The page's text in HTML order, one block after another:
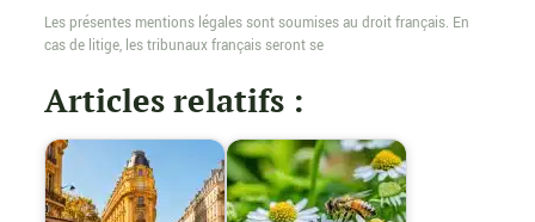
Les présentes mentions légales sont soumises au droit français. En
cas de litige, les tribunaux français seront se
Articles relatifs :